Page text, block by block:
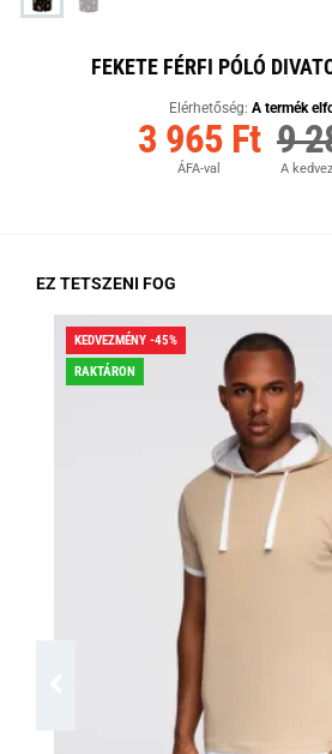
FEKETE FÉRFI PÓLÓ
Elérhetőség: A termék
3 965 Ft
ÁFA-val
9
A
EZ TETSZENI FOG
KEDVEZMÉNY -45%
RAKTÁRON